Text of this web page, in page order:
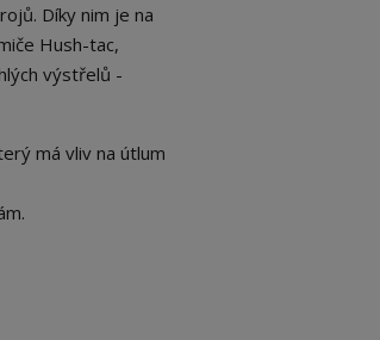
Díky nim je na
Hush-tac,
výstřelů -
má vliv na útlum